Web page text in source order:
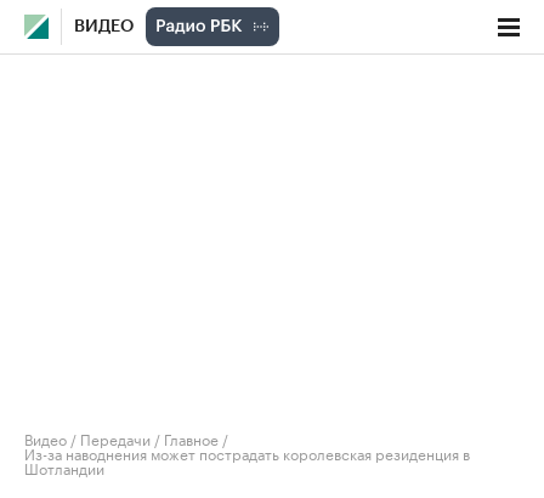
ВИДЕО
Видео / Передачи / Главное /
Из-за наводнения может пострадать королевская резиденция в
Шотландии